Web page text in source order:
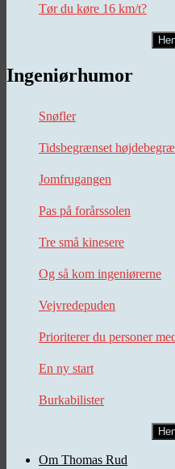
Tør du køre 16 km/t?
Ingeniørhumor
Snøfler
Tidsbegrænset
Jomfrugangen
Pas på forårssolen
Tre små kinesere
Og så kom ingeniørerne
Vejvredepuden
Prioriterer du personer
En ny start
Burkabilister
Om Thomas Rud